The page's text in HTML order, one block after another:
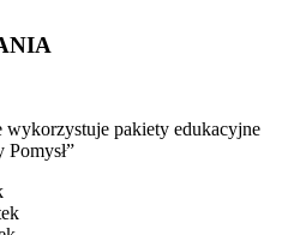
pakiety edukacyjne